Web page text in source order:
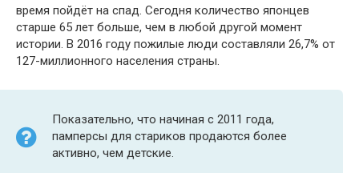
время пойдёт на спад. Сегодня количество японцев
старше 65 лет больше, чем в любой другой момент
истории. В 2016 году пожилые люди составляли 26,7% от
127-миллионного населения страны.
Показательно, что начиная с 2011 года,
памперсы для стариков продаются более
активно, чем детские.